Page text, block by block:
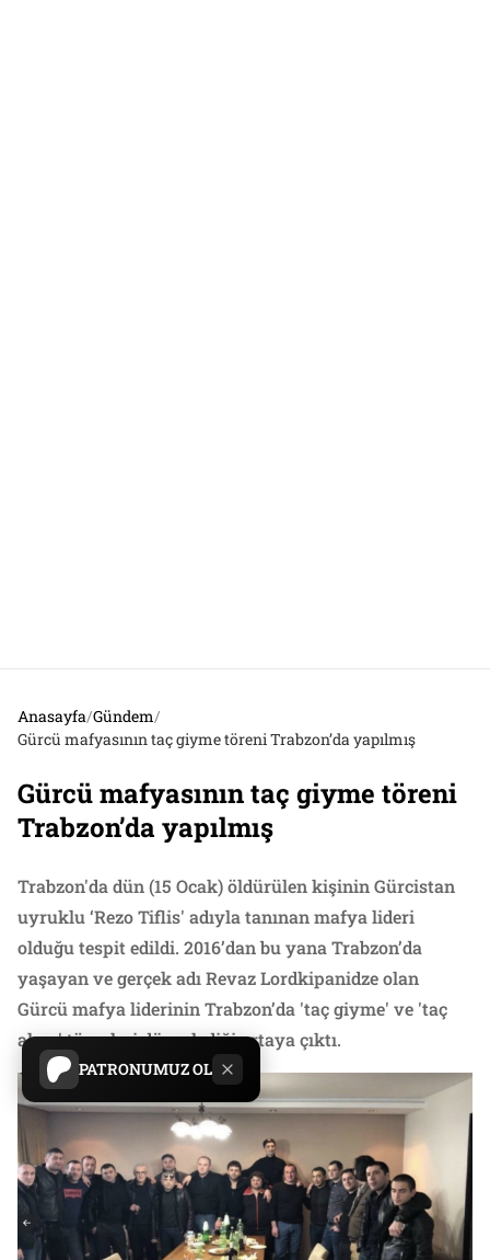
PATRONUMUZ OL
Anasayfa/Gündem/
Gürcü mafyasının taç giyme töreni Trabzon’da yapılmış
Gürcü mafyasının taç giyme töreni
Trabzon’da yapılmış
Trabzon'da dün (15 Ocak) öldürülen kişinin Gürcistan
uyruklu ‘Rezo Tiflis' adıyla tanınan mafya lideri
olduğu tespit edildi. 2016’dan bu yana Trabzon’da
yaşayan ve gerçek adı Revaz Lordkipanidze olan
Gürcü mafya liderinin Trabzon’da 'taç giyme' ve 'taç
alma' törenleri düzenlediği ortaya çıktı.